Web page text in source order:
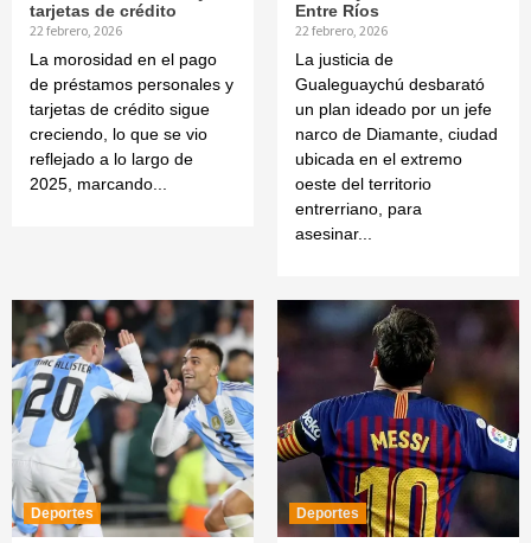
tarjetas de crédito
22 febrero, 2026
La morosidad en el pago
de préstamos personales y
tarjetas de crédito sigue
creciendo, lo que se vio
reflejado a lo largo de
2025, marcando...
Entre Ríos
22 febrero, 2026
La justicia de
Gualeguaychú desbarató
un plan ideado por un jefe
narco de Diamante, ciudad
ubicada en el extremo
oeste del territorio
entrerriano, para
asesinar...
Deportes Deportes